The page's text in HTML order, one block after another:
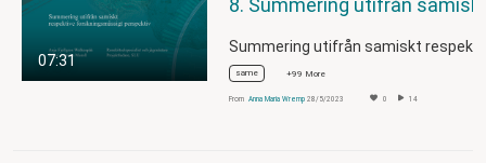
07:31
same +99 More
From Anna Maria Wremp 28/5/2023 0 14